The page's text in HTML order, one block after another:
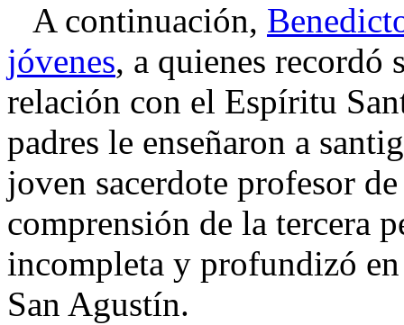
A continuación,
jóvenes, a quienes recordó
relación con el Espíritu
padres le enseñaron a
joven sacerdote profesor
comprensión de la tercera
incompleta y profundizó
San Agustín.